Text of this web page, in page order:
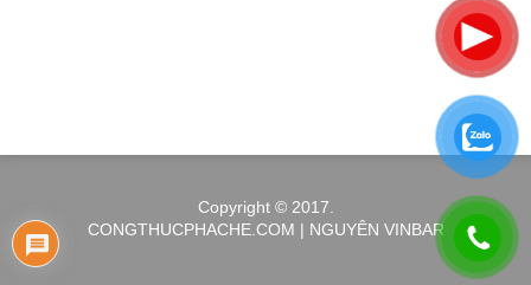
Copyright © 2017.
CONGTHUCPHACHE.COM | NGUYÊN VINBAR